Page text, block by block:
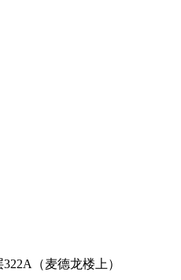
（麦德龙楼上）